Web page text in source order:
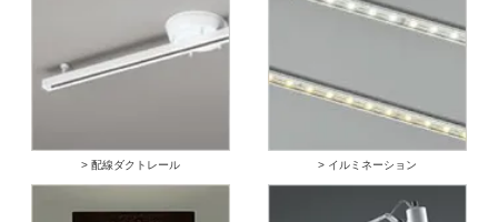
> 配線ダクトレール > イルミネーション